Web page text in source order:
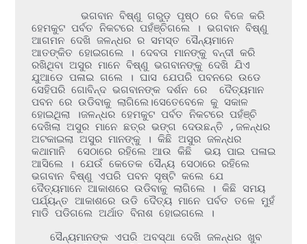
ହେମକୁଟ ପର୍ବତ ନିକଟରେ ପହଁଞ୍ଚିଗଲେ । ଭଗବାନ ବିଷ୍ଣୁ
ଆଗମନ ଦେଖି ଜଳନ୍ଧର ର ସମସ୍ତ ସୈନ୍ୟମାନେ
ଆତଙ୍କିତ ହୋଇଗଲେ । ଦେବତା ମାନଙ୍କୁ ବନ୍ଦୀ କରି
ରଖିଥିବା ଅସୁର ମାନେ ବିଷ୍ଣୁ ଭଗବାନଙ୍କୁ ଦେଖି ଯିଏ
ଯୁଆଡେ ପଳାଇ ଗଲେ । ଘାସ ଯେପରି ପବନରେ ଉଡେ
ସେହିପରି ଗୋବିନ୍ଦ ଭଗବାନଙ୍କ ଦର୍ଶନ ରେ  ଦୈତ୍ୟମାନ
ପବନ ରେ ଉଡିବାକୁ ଲାଗିଲେ।ସେତେବେଳେ କୁ ସକାଳ
ହୋଇଥିଲା ।ଜଳନ୍ଧର ହେମକୁଟ ପର୍ବତ ନିକଟରେ ପହଁଞ୍ଚି
ଦେଖିଲା ଅସୁର ମାନେ ଛତ୍ର ଭଙ୍ଗ ଦେଉଛନ୍ତି ,ଜଳନ୍ଧର
ଅଟକାଇଲା ଅସୁର ମାନଙ୍କୁ । କିଛି ଅସୁର ଜଳନ୍ଧର
କଥାମାନି  ସେଠାରେ ରହିଲେ ଆଉ କିଛି  ଭୟ ପାଇ ପଳାଇ
ଆସିଲେ । ଯେଉଁ କେତେକ ସୈନ୍ୟ ସେଠାରେ ରହିଲେ
ଭଗବାନ ବିଷ୍ଣୁ ଏପରି ପବନ ସୃଷ୍ଟି କଲେ ଯେ
ଦୈତ୍ୟମାନେ ଆକାଶରେ ଉଡିବାକୁ ଲାଗିଲେ । କିଛି ସମୟ
ପର୍ଯ୍ୟନ୍ତ ଆକାଶରେ ଉଡି ଦୈତ୍ୟ ମାନେ ପର୍ବତ ତଳେ ମୁହଁ
ମାଡି ପଡିଗଲେ ଅର୍ଥାତ ବିନାଶ ହୋଇଗଲେ ।